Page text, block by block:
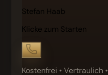
Stefan Haab
Klicke zum Starten
Kostenfrei • Vertraulich